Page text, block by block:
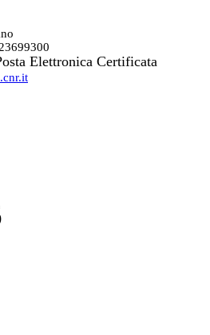
Elettronica Certificata